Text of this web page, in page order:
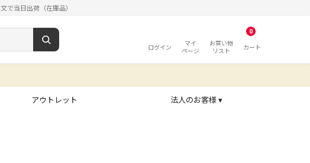
で当日出荷（在庫品）
ログイン
マイ
ページ
お買い物
リスト
0
カート
アウトレット 法人のお客様 ▾